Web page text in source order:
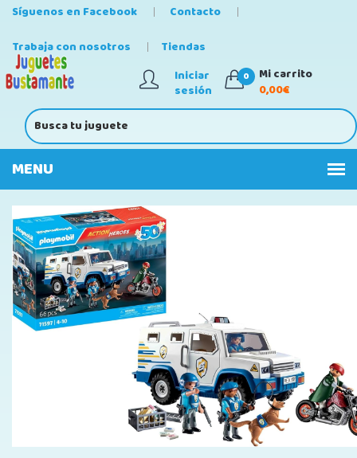
Síguenos en Facebook
Contacto
Trabaja con nosotros
Tiendas
Iniciar
sesión
0
Mi carrito
0,00€